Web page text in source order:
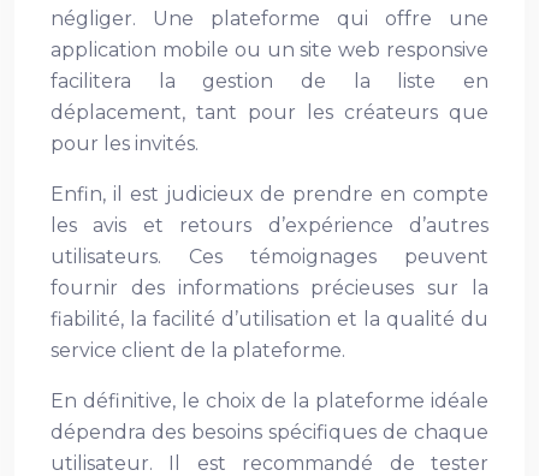
négliger. Une plateforme qui offre une
application mobile ou un site web responsive
facilitera la gestion de la liste en
déplacement, tant pour les créateurs que
pour les invités.
Enfin, il est judicieux de prendre en compte
les avis et retours d’expérience d’autres
utilisateurs. Ces témoignages peuvent
fournir des informations précieuses sur la
fiabilité, la facilité d’utilisation et la qualité du
service client de la plateforme.
En définitive, le choix de la plateforme idéale
dépendra des besoins spécifiques de chaque
utilisateur. Il est recommandé de tester